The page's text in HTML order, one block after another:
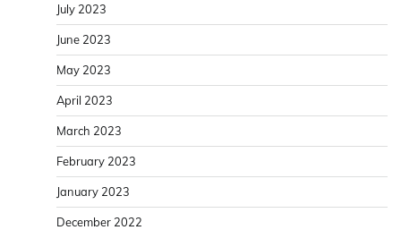
July 2023
June 2023
May 2023
April 2023
March 2023
February 2023
January 2023
December 2022